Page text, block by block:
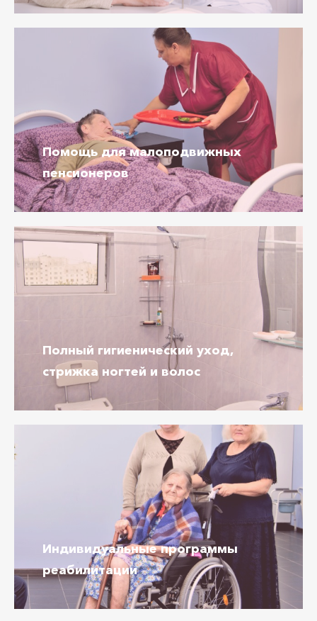
Помощь для малоподвижных
пенсионеров
Полный гигиенический уход,
стрижка ногтей и волос
Индивидуальныепрограммы
реабилитации